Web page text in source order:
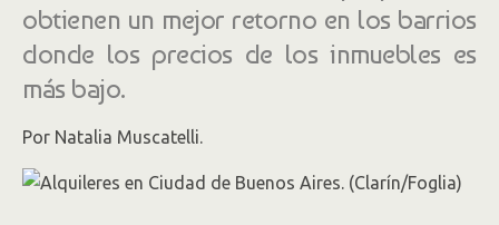
obtienen un mejor retorno en los barrios
donde los precios de los inmuebles es
más bajo.
Por Natalia Muscatelli.